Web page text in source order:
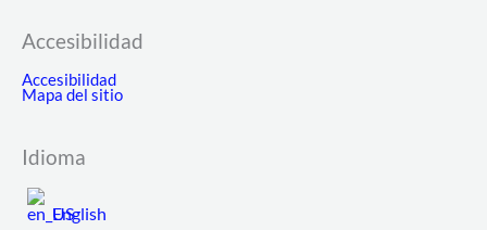
Accesibilidad
Accesibilidad
Mapa del sitio
Idioma
English